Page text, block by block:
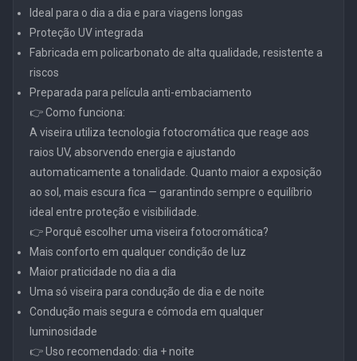
Ideal para o dia a dia e para viagens longas
Proteção UV integrada
Fabricada em policarbonato de alta qualidade, resistente a
riscos
Preparada para película anti-embaciamento
👉 Como funciona:
A viseira utiliza tecnologia fotocromática que reage aos
raios UV, absorvendo energia e ajustando
automaticamente a tonalidade. Quanto maior a exposição
ao sol, mais escura fica — garantindo sempre o equilíbrio
ideal entre proteção e visibilidade.
👉 Porquê escolher uma viseira fotocromática?
Mais conforto em qualquer condição de luz
Maior praticidade no dia a dia
Uma só viseira para condução de dia e de noite
Condução mais segura e cómoda em qualquer
luminosidade
👉 Uso recomendado: dia + noite